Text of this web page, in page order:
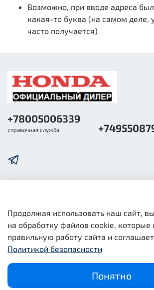
Возможно, при вводе адреса
какая-то буква (на самом деле,
часто получается)
Общая информация
Юридическая информация
+78005006339
справочная служба
Продолжая использовать наш сайт,
на обработку файлов cookie, которые
правильную работу сайта и
Политикой безопасности
Понятно